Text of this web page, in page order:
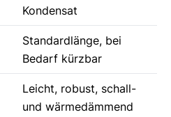
Kondensat
Standardlänge, bei
Bedarf kürzbar
Leicht, robust, schall-
und wärmedämmend